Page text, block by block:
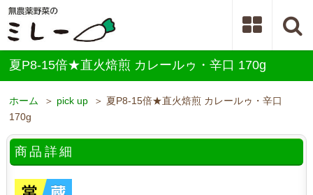
夏P8-15倍★直火焙煎 カレールゥ・辛口 170g
ホーム ＞ pick up ＞ 夏P8-15倍★直火焙煎 カレールゥ・辛口
170g
商品詳細